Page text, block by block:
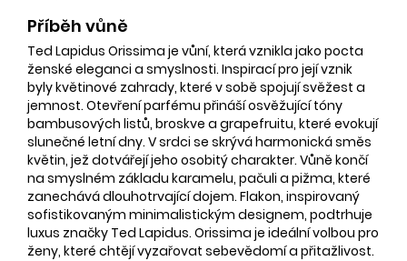
Příběh vůně
Ted Lapidus Orissima je vůní, která vznikla jako pocta
ženské eleganci a smyslnosti. Inspirací pro její vznik
byly květinové zahrady, které v sobě spojují svěžest a
jemnost. Otevření parfému přináší osvěžující tóny
bambusových listů, broskve a grapefruitu, které evokují
slunečné letní dny. V srdci se skrývá harmonická směs
květin, jež dotvářejí jeho osobitý charakter. Vůně končí
na smyslném základu karamelu, pačuli a pižma, které
zanechává dlouhotrvající dojem. Flakon, inspirovaný
sofistikovaným minimalistickým designem, podtrhuje
luxus značky Ted Lapidus. Orissima je ideální volbou pro
ženy, které chtějí vyzařovat sebevědomí a přitažlivost.